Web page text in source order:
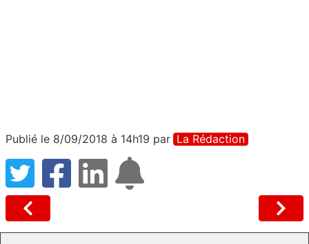
Publié le 8/09/2018 à 14h19 par La Rédaction